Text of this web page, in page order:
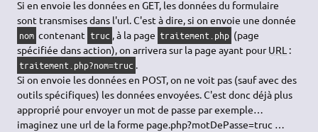
Si en envoie les données en GET, les données du formulaire
sont transmises dans l'url. C'est à dire, si on envoie une donnée
nom contenant truc , à la page traitement.php (page
spécifiée dans action), on arrivera sur la page ayant pourURL :
traitement.php?nom=truc .
Si on envoie les données en POST, on ne voit pas (sauf avec des
outils spécifiques) les données envoyées. C'est donc déjà plus
approprié pour envoyer un mot de passe par exemple…
imaginez une url de la forme page.php?motDePasse=truc …